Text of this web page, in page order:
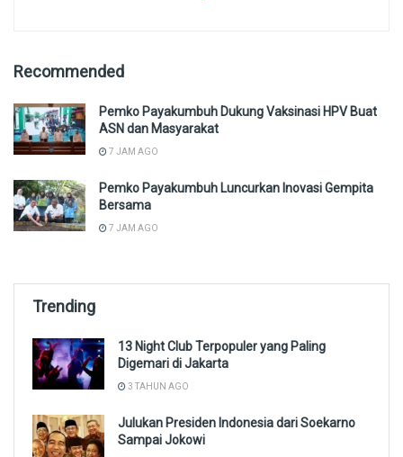
Recommended
Pemko Payakumbuh Dukung Vaksinasi HPV Buat
ASN dan Masyarakat
7 JAM AGO
Pemko Payakumbuh Luncurkan Inovasi Gempita
Bersama
7 JAM AGO
Trending
13 Night Club Terpopuler yang Paling
Digemari di Jakarta
3 TAHUN AGO
Julukan Presiden Indonesia dari Soekarno
Sampai Jokowi